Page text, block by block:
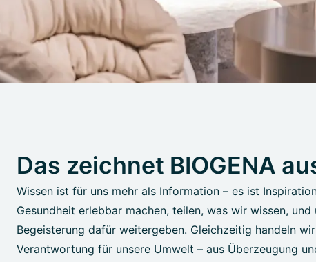
Das zeichnet BIOGENA
Wissen ist für uns mehr als Information – es ist
Gesundheit erlebbar machen, teilen, was wir wissen, und
Begeisterung dafür weitergeben. Gleichzeitig handeln
Verantwortung für unsere Umwelt – aus Überzeugung